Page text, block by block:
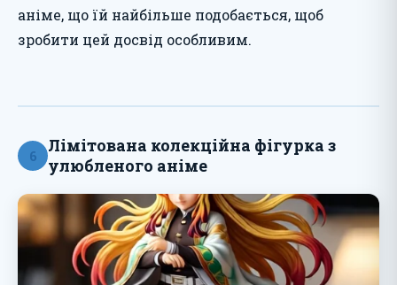
аніме, що їй найбільше подобається, щоб
зробити цей досвід особливим.
6
Лімітована колекційна фігурка з
улюбленого аніме